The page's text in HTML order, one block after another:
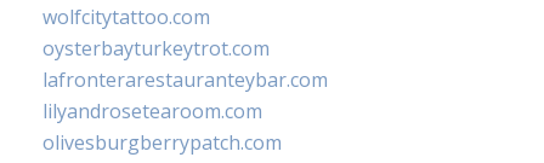
wolfcitytattoo.com
oysterbayturkeytrot.com
lafronterarestauranteybar.com
lilyandrosetearoom.com
olivesburgberrypatch.com